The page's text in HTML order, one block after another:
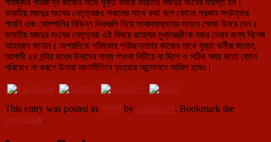
ভারতীয় মজদুর সংঘের নেতৃত্বরাও সকলের সাথে কথা বলে কোনো প্রকার সৎউত্তর
পাননি এবং কোম্পানির বিভিন্ন দিকগুলি নিয়ে সংবাদমাধ্যমের সামনে ক্ষোভ উবরে দেন।
ভারতীয় মজদুর সংঘের নেতৃত্বরা এই বিষয়ে রাজ্যের মুখ্যমন্ত্রীকে নজর দেবার জন্য বিশেষ
আহব্বান জানান। অপরদিকে পরিষ্কার পরিচ্ছন্নতার কাজের সাথে যুক্ত কর্মীরা জানান,
আগামী ২৪ ঘন্টার মধ্যে উনাদের নায্য পাওনা মিটিয়ে না দিলে ও সঠিক সময় মতো বেতন
পরিষোধ না করলে উনারা আগামীদিনে বৃহত্তর আন্দোলনে সামিল হবেন।
This entry was posted in ত্রিপুরা by santanu99. Bookmark the
permalink.